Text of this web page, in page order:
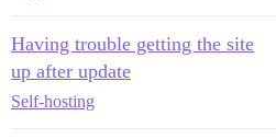
Having trouble getting the site
up after update
Self-hosting